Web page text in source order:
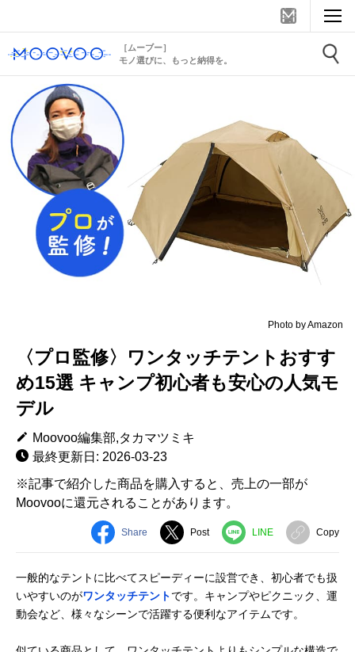
［ムーブー］
モノ選びに、もっと納得を。
Photo by Amazon
〈プロ監修〉ワンタッチテントおすす
め15選 キャンプ初心者も安心の人気モ
デル
Moovoo編集部,タカマツミキ
最終更新日: 2026-03-23
※記事で紹介した商品を購入すると、売上の一部が
Moovooに還元されることがあります。
Share Post LINE Copy
一般的なテントに比べてスピーディーに設営でき、初心者でも扱
いやすいのがワンタッチテントです。キャンプやピクニック、運
動会など、様々なシーンで活躍する便利なアイテムです。